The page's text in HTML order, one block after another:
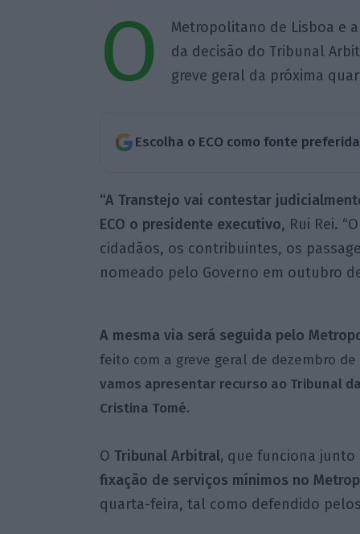
O
Metropolitano de Lisboa e
da decisão do Tribunal
greve geral da próxima
Escolha o ECO como fonte
“A Transtejo vai contestar
ECO o presidente executivo, Rui Rei.
cidadãos, os contribuintes, os
nomeado pelo Governo em outubro
A mesma via será seguida pelo
feito com a greve geral de dezembro
vamos apresentar recurso ao Tribunal
Cristina Tomé.
O Tribunal Arbitral, que funciona junto
fixação de serviços mínimos no
quarta-feira, tal como defendido